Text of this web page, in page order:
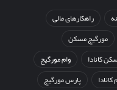
راهکارهای مالی
مورگیج مسکن
کانادا
وام مورگیج
کانادا
پارس مورگیج